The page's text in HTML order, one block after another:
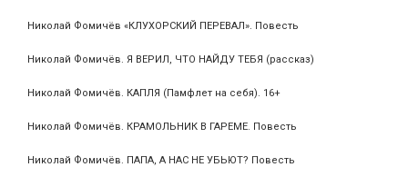
Николай Фомичёв «КЛУХОРСКИЙ ПЕРЕВАЛ». Повесть
Николай Фомичёв. Я ВЕРИЛ, ЧТО НАЙДУ ТЕБЯ (рассказ)
Николай Фомичёв. КАПЛЯ (Памфлет на себя). 16+
Николай Фомичёв. КРАМОЛЬНИК В ГАРЕМЕ. Повесть
Николай Фомичёв. ПАПА, А НАС НЕ УБЬЮТ? Повесть